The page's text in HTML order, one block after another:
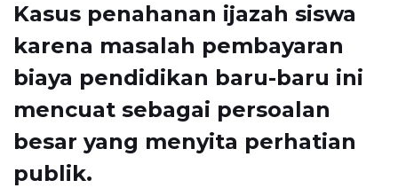
Kasus penahanan ijazah siswa
karena masalah pembayaran
biaya pendidikan baru-baru ini
mencuat sebagai persoalan
besar yang menyita perhatian
publik.